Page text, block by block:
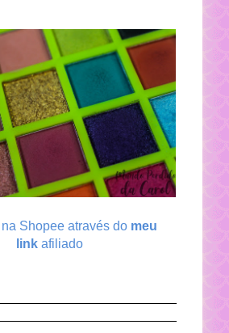
Shopee através do meu
linkafiliado